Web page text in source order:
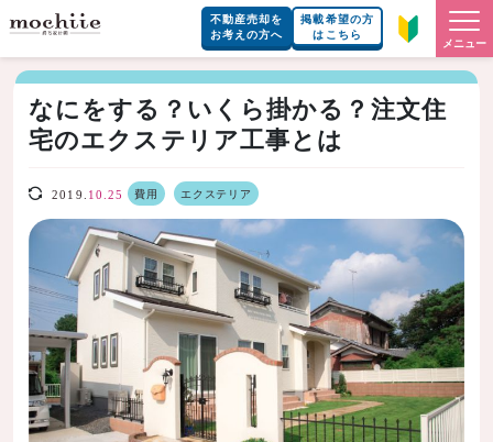
不動産売却を
お考えの方へ
掲載希望の方
はこちら
メニュー
なにをする？いくら掛かる？注文住
宅のエクステリア工事とは
2019. 10.25 費用 エクステリア